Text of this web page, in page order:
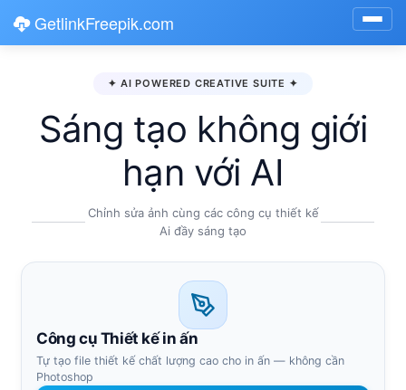
GetlinkFreepik.com
✦ AI POWERED CREATIVE SUITE ✦
Sáng tạo không giới
hạn với AI
Chỉnh sửa ảnh cùng các công cụ thiết kế
Ai đầy sáng tạo
Công cụ Thiết kế in ấn
Tự tạo file thiết kế chất lượng cao cho in ấn — không cần
Photoshop